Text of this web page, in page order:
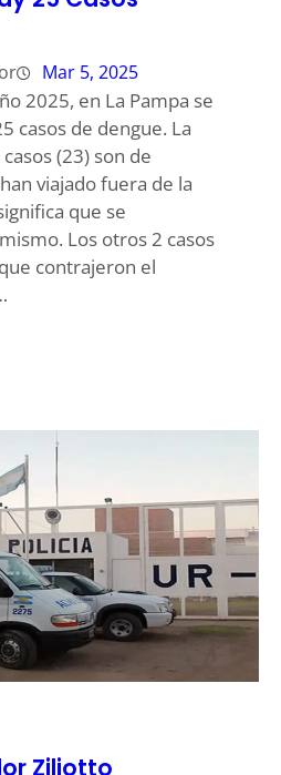
Mar 5, 2025
2025, en La Pampa se
casos de dengue. La
(23) son de
viajado fuera de la
que se
Los otros 2 casos
contrajeron el
Ziliotto